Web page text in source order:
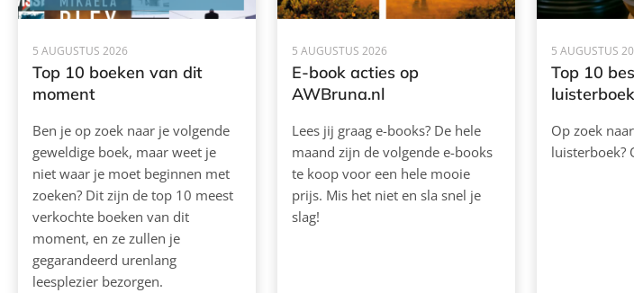
5 AUGUSTUS 2026
Top 10 boeken van dit
moment
Ben je op zoek naar je volgende
geweldige boek, maar weet je
niet waar je moet beginnen met
zoeken? Dit zijn de top 10 meest
verkochte boeken van dit
moment, en ze zullen je
gegarandeerd urenlang
leesplezier bezorgen.
5 AUGUSTUS 2026
E-book acties op
AWBruna.nl
Lees jij graag e-books? De hele
maand zijn de volgende e-books
te koop voor een hele mooie
prijs. Mis het niet en sla snel je
slag!
5 AUGUSTUS
Top 10
Op zoek
luisterboek?